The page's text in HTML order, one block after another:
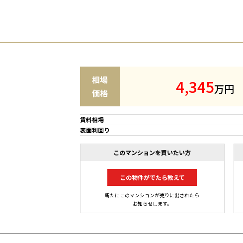
相場
価格
4,345万
賃料相場
表面利回り
このマンションを買いたい方
この物件がでたら教えて
新たにこのマンションが売りに出されたら
お知らせします。